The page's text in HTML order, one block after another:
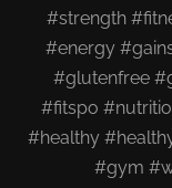
#strength
#energy
#glutenfree
#fitspo
#healthy
#gym